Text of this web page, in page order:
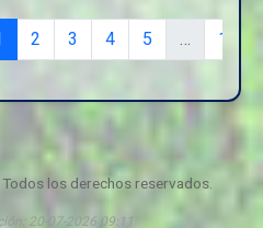
2 3 4 5 … 165
Todos los derechos reservados.
20-07-2026 09:11